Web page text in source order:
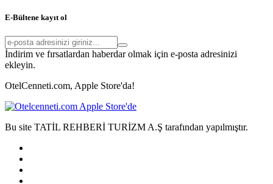
E-Bültene kayıt ol
İndirim ve fırsatlardan haberdar olmak için e-posta adresinizi
ekleyin.
OtelCenneti.com, Apple Store'da!
Bu site TATİL REHBERİ TURİZM A.Ş tarafından yapılmıştır.